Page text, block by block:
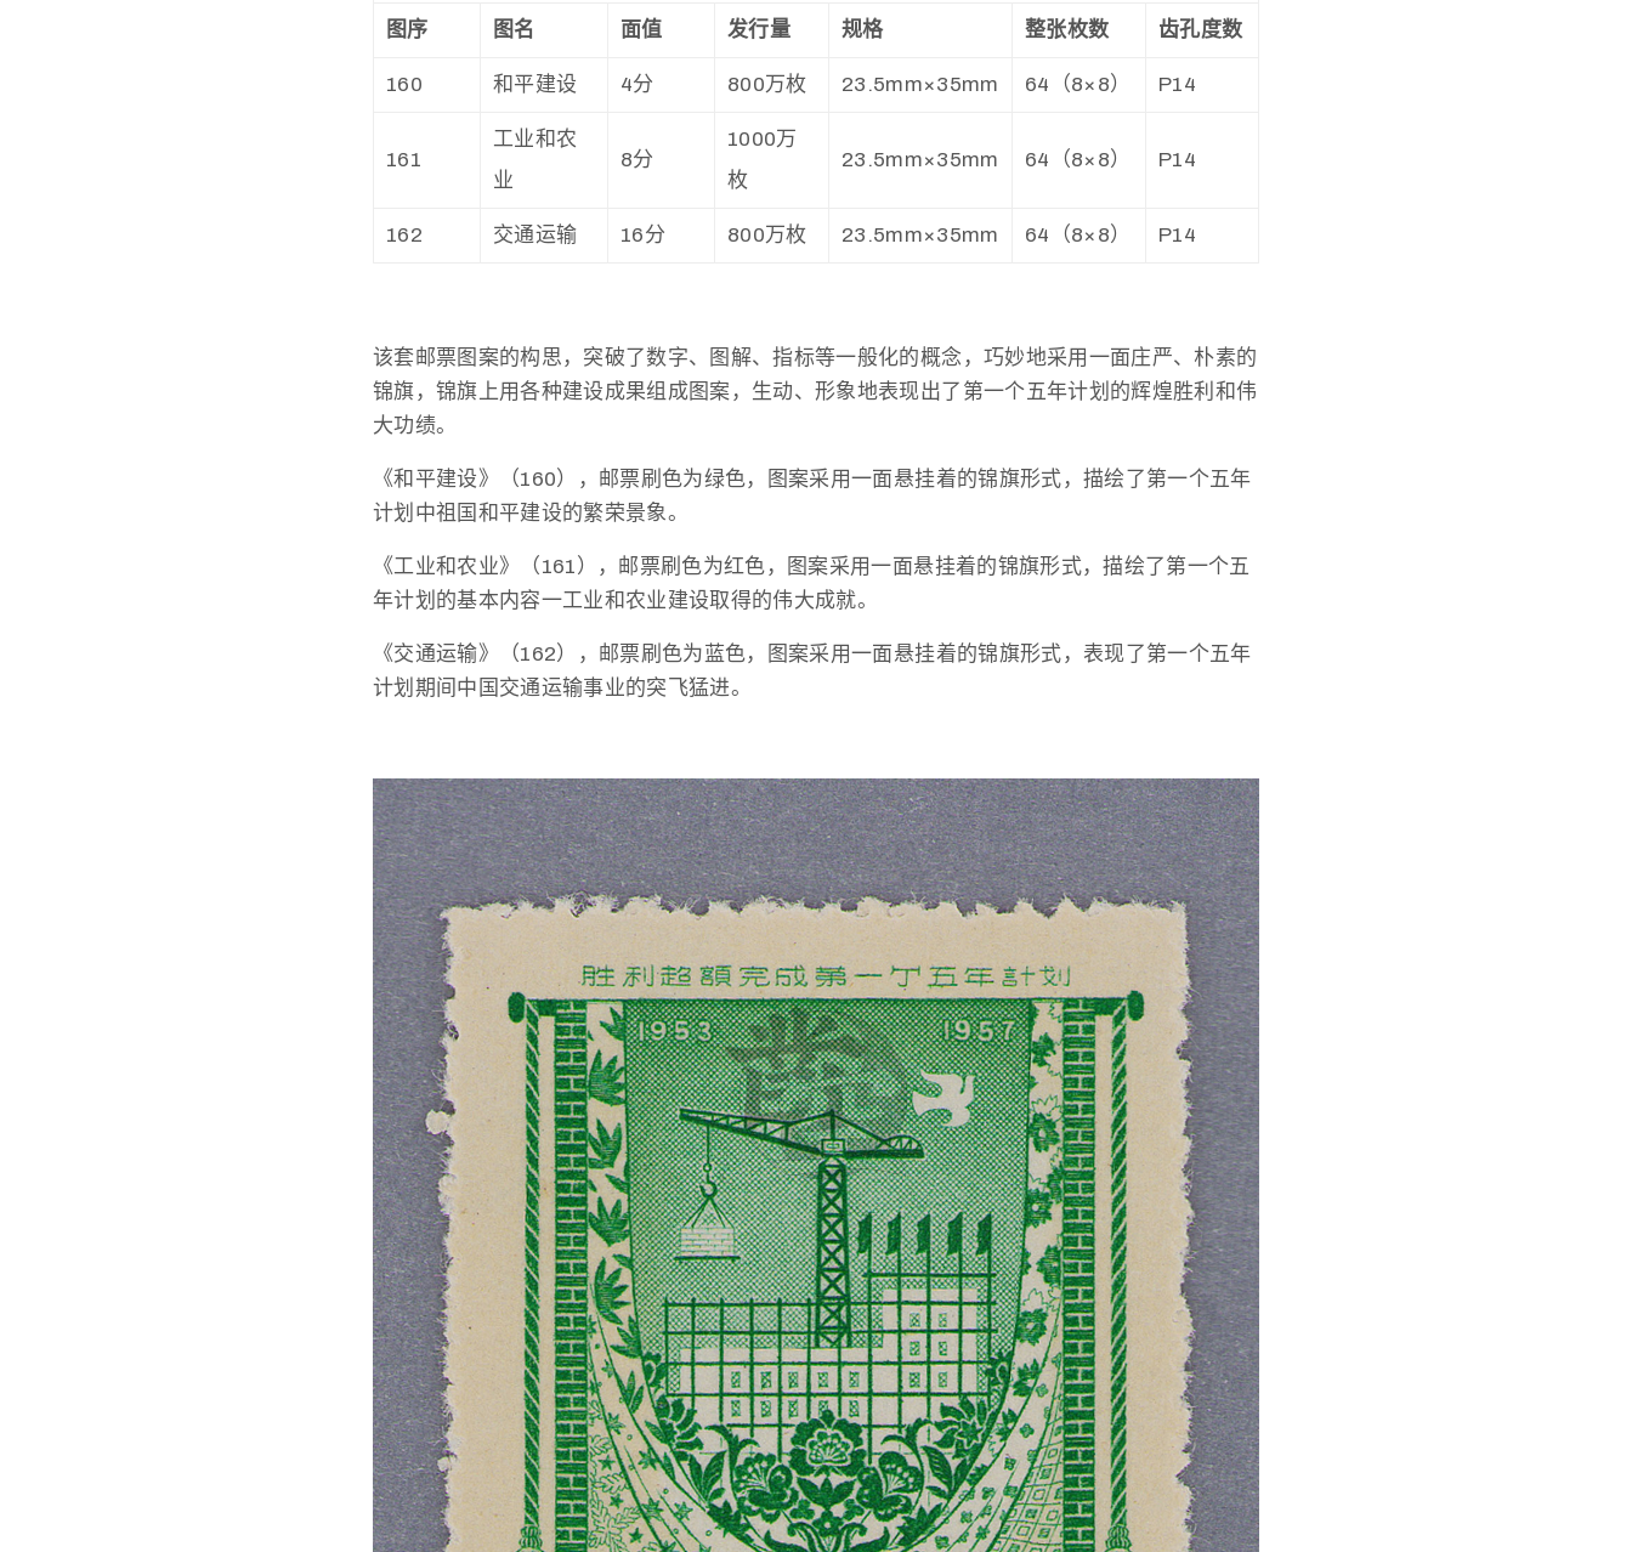
图序 图名 面值 发行量 规格 整张枚数 齿孔度数
160 和平建设 4分 800万枚 23.5mm×35mm 64（8×8） P14
161
工业和农
业
8分
1000万
枚
23.5mm×35mm 64（8×8） P14
162 交通运输 16分 800万枚 23.5mm×35mm 64（8×8） P14
该套邮票图案的构思，突破了数字、图解、指标等一般化的概念，巧妙地采用一面庄严、朴素的
锦旗，锦旗上用各种建设成果组成图案，生动、形象地表现出了第一个五年计划的辉煌胜利和伟
大功绩。
《和平建设》（160），邮票刷色为绿色，图案采用一面悬挂着的锦旗形式，描绘了第一个五年
计划中祖国和平建设的繁荣景象。
《工业和农业》（161），邮票刷色为红色，图案采用一面悬挂着的锦旗形式，描绘了第一个五
年计划的基本内容一工业和农业建设取得的伟大成就。
《交通运输》（162），邮票刷色为蓝色，图案采用一面悬挂着的锦旗形式，表现了第一个五年
计划期间中国交通运输事业的突飞猛进。